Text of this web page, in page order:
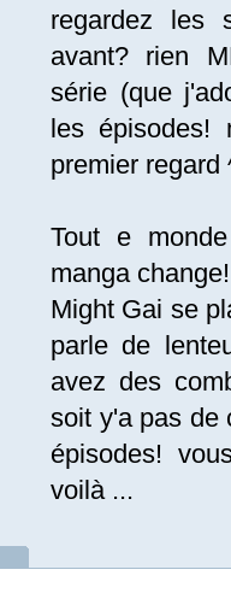
regardez les
avant? rien
série (que
les épisodes!
premier
Tout e
manga change!
Might Gai se
parle de
avez des
soit y'a pas de
épisodes!
voilà ...